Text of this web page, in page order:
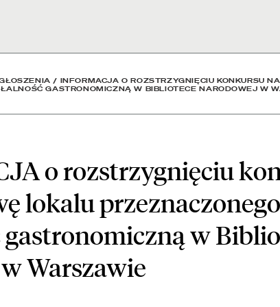
konkursu na
/ INFORMACJA O ROZSTRZYGNIĘCIU KONKURSU
GASTRONOMICZNĄ W BIBLIOTECE NARODOWEJ W
o rozstrzygnięciu
lokalu
gastronomiczną w
Warszawie